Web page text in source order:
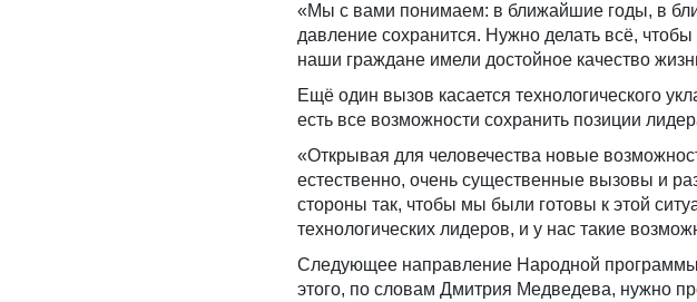
«Мы с вами понимаем: в ближайшие годы, в
давление сохранится. Нужно делать всё,
наши граждане имели достойное качество
Ещё один вызов касается технологического
есть все возможности сохранить позиции
«Открывая для человечества новые
естественно, очень существенные вызовы и
стороны так, чтобы мы были готовы к этой
технологических лидеров, и у нас такие
Следующее направление Народной
этого, по словам Дмитрия Медведева, нужно